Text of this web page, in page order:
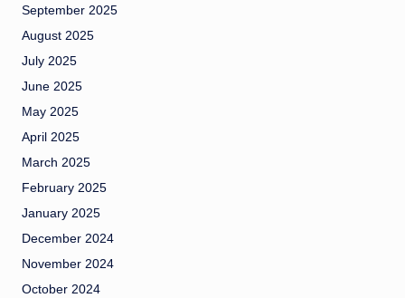
September 2025
August 2025
July 2025
June 2025
May 2025
April 2025
March 2025
February 2025
January 2025
December 2024
November 2024
October 2024